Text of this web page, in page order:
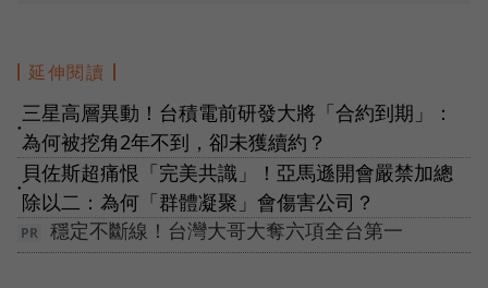
延伸閱讀
●
三星高層異動！台積電前研發大將「合約到期」：
為何被挖角2年不到，卻未獲續約？
●
貝佐斯超痛恨「完美共識」！亞馬遜開會嚴禁加總
除以二：為何「群體凝聚」會傷害公司？
穩定不斷線！台灣大哥大奪六項全台第一